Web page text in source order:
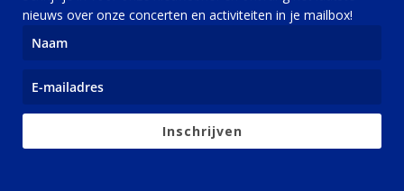
nieuws over onze concerten en activiteiten in je mailbox!
Inschrijven